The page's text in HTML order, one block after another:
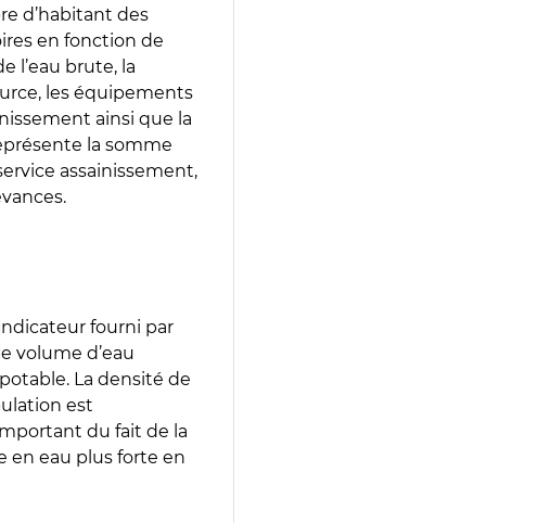
d’habitant des
en fonction de
l’eau brute, la
les équipements
ainsi que la
la somme
assainissement,
fourni par
volume d’eau
La densité de
est
du fait de la
en eau plus forte en